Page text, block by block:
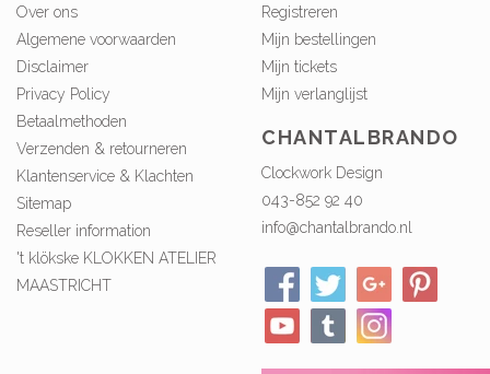
Over ons
Algemene voorwaarden
Disclaimer
Privacy Policy
Betaalmethoden
Verzenden & retourneren
Klantenservice & Klachten
Sitemap
Reseller information
't klökske KLOKKEN ATELIER
MAASTRICHT
Registreren
Mijn bestellingen
Mijn tickets
Mijn verlanglijst
CHANTALBRANDO
Clockwork Design
043-852 92 40
info@chantalbrando.nl